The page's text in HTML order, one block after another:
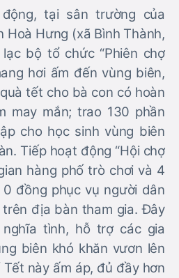
tại sân trường của
Hoà Hưng (xã Bình Thành,
bộ tổ chức “Phiên chợ
hơi ấm đến vùng biên,
tết cho bà con có hoàn
may mắn; trao 130 phần
cho học sinh vùng biên
Tiếp hoạt động “Hội chợ
hàng phố trò chơi và 4
đồng phục vụ người dân
địa bàn tham gia. Đây
tình, hỗ trợ các gia
biên khó khăn vươn lên
này ấm áp, đủ đầy hơn